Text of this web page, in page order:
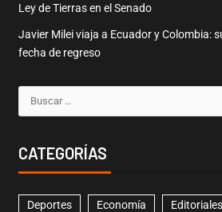
Ley de Tierras en el Senado
Javier Milei viaja a Ecuador y Colombia:
fecha de regreso
CATEGORÍAS
Deportes Economía Editoriales